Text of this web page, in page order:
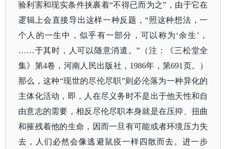
验利害和现实条件挟裹着“不得已而为之”，由于它在
逻辑上会直接导出这样一种反题，“照这种想法，一
个人的一生中，似乎有一部分，可以称为‘余生’，
……于其时，人可以随意消遣。”（注：《三松堂全
集》第4卷，河南人民出版社，1986年，第691页。）
那么，这种“现世的尽伦尽职”则必沦落为一种异化的
主体化活动，即，人在尽义务时不是出于他天性和自
由意志的需要，相反尽伦尽职本身就是在压抑、扭曲
和摧残着他的生命，因而一旦有可能或者环境压力失
去，人们必然会像逃避鼠疫一样四散而去。进一步